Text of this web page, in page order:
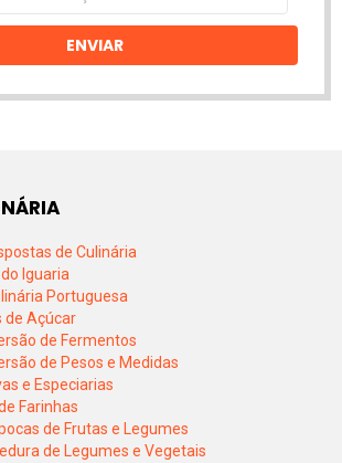
ENVIAR
de Culinária
Iguaria
Portuguesa
de Açúcar
de Fermentos
de Pesos e Medidas
e Especiarias
Farinhas
de Frutas e Legumes
de Legumes e Vegetais